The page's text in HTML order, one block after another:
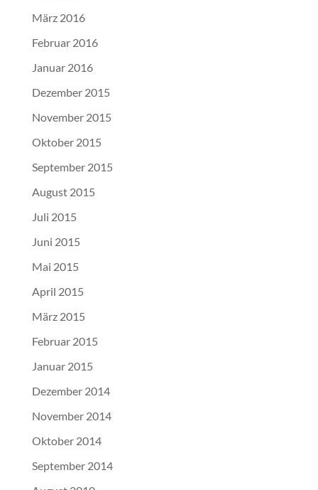
März 2016
Februar 2016
Januar 2016
Dezember 2015
November 2015
Oktober 2015
September 2015
August 2015
Juli 2015
Juni 2015
Mai 2015
April 2015
März 2015
Februar 2015
Januar 2015
Dezember 2014
November 2014
Oktober 2014
September 2014